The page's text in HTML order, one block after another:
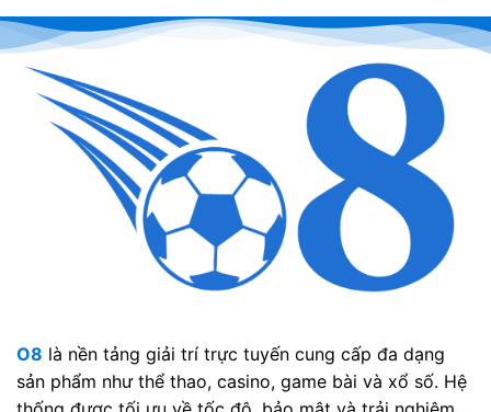
O8 là nền tảng giải trí trực tuyến cung cấp đa dạng
sản phẩm như thể thao, casino, game bài và xổ số. Hệ